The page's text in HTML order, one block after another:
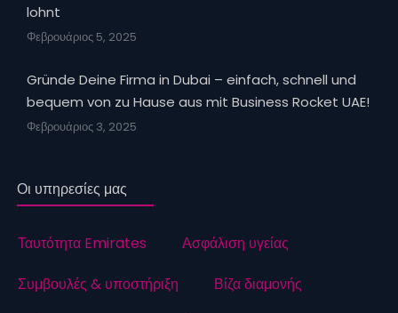
lohnt
Φεβρουάριος 5, 2025
Gründe Deine Firma in Dubai – einfach, schnell und
bequem von zu Hause aus mit Business Rocket UAE!
Φεβρουάριος 3, 2025
Οι υπηρεσίες μας
Ταυτότητα Emirates
Ασφάλιση υγείας
Συμβουλές & υποστήριξη
Βίζα διαμονής